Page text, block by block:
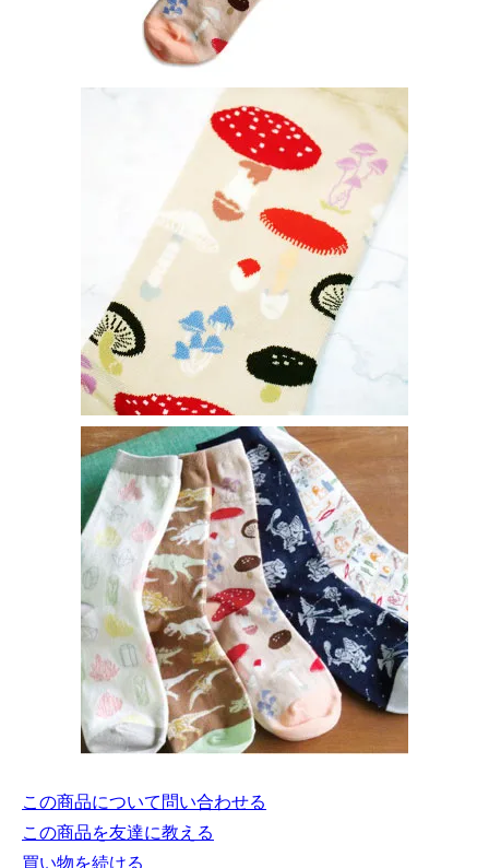
この商品について問い合わせる
この商品を友達に教える
買い物を続ける